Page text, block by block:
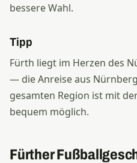
bessere Wahl.
Tipp
Fürth liegt im Herzen des
— die Anreise aus
gesamten Region ist mit
bequem möglich.
Fürther